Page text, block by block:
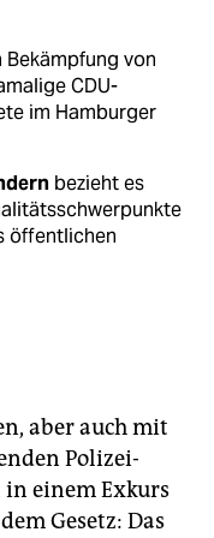
von
CDU-
im Hamburger
bezieht es
öffentlichen
durchführen, in
aussprechen
in
aber auch mit
Polizei-
einem Exkurs
Gesetz: Das